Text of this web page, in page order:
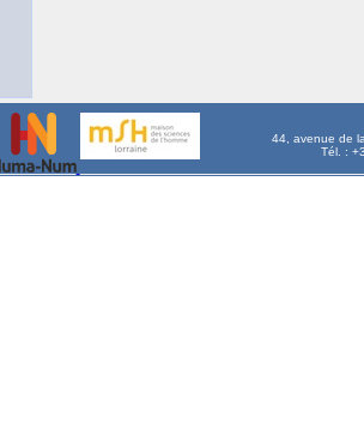
44, avenue de
Tél. :